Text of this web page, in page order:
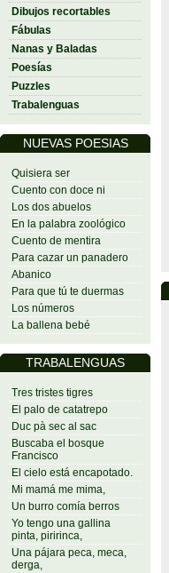
Dibujos recortables
Fábulas
Nanas y Baladas
Poesías
Puzzles
Trabalenguas
NUEVAS POESIAS
Quisiera ser
Cuento con doce ni
Los dos abuelos
En la palabra zoológico
Cuento de mentira
Para cazar un panadero
Abanico
Para que tú te duermas
Los números
La ballena bebé
TRABALENGUAS
Tres tristes tigres
El palo de catatrepo
Duc pà sec al sac
Buscaba el bosque
Francisco
El cielo está encapotado.
Mi mamá me mima,
Un burro comía berros
Yo tengo una gallina
pinta, piririnca,
Una pájara peca, meca,
derga,